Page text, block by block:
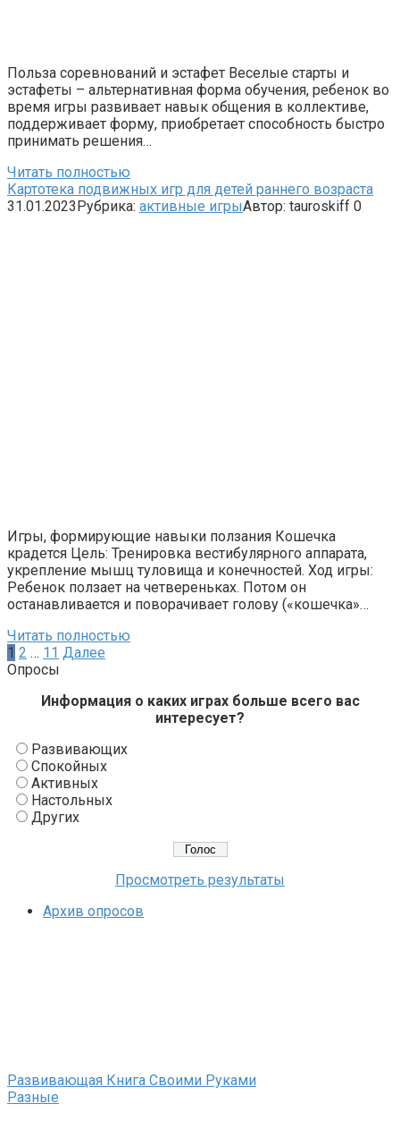
Польза соревнований и эстафет Веселые старты и
эстафеты – альтернативная форма обучения, ребенок во
время игры развивает навык общения в коллективе,
поддерживает форму, приобретает способность быстро
принимать решения…
Читать полностью
Картотека подвижных игр для детей раннего возраста
31.01.2023Рубрика: активные игрыАвтор: tauroskiff 0
Игры, формирующие навыки ползания Кошечка
крадется Цель: Тренировка вестибулярного аппарата,
укрепление мышц туловища и конечностей. Ход игры:
Ребенок ползает на четвереньках. Потом он
останавливается и поворачивает голову («кошечка»…
Читать полностью
Пагинация
записей
1 2 … 11 Далее
Опросы
Информация о каких играх больше всего вас
интересует?
Развивающих
Спокойных
Активных
Настольных
Других
Просмотреть результаты
Архив опросов
Развивающая Книга Своими Руками
Разные